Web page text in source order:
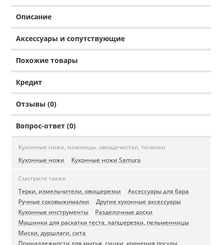
Описание
Аксессуары и сопутствующие
Похожие товары
Кредит
Отзывы (0)
Вопрос-ответ (0)
Кухонные ножи, ножницы, овощечистки, точилки
Кухонные ножи
Кухонные ножи Samura
Смотрите также
Терки, измельчители, овощерезки
Аксессуары для бара
Ручные соковыжималки
Другие кухонные аксессуары
Кухонные инструменты
Разделочные доски
Машинки для раскатки теста, лапшерезки, пельменницы
Миски, дуршлаги, сита
Принадлежности для мытья, сушки, хранения посуды